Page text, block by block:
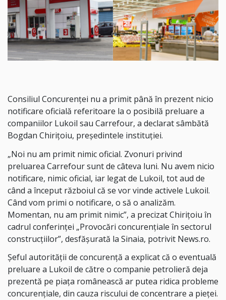
Consiliul Concurenţei nu a primit până în prezent nicio
notificare oficială referitoare la o posibilă preluare a
companiilor Lukoil sau Carrefour, a declarat sâmbătă
Bogdan Chiriţoiu, preşedintele instituţiei.
„Noi nu am primit nimic oficial. Zvonuri privind
preluarea Carrefour sunt de câteva luni. Nu avem nicio
notificare, nimic oficial, iar legat de Lukoil, tot aud de
când a început războiul că se vor vinde activele Lukoil.
Când vom primi o notificare, o să o analizăm.
Momentan, nu am primit nimic”, a precizat Chiriţoiu în
cadrul conferinţei „Provocări concurenţiale în sectorul
construcţiilor”, desfăşurată la Sinaia, potrivit News.ro.
Şeful autorităţii de concurenţă a explicat că o eventuală
preluare a Lukoil de către o companie petrolieră deja
prezentă pe piaţa românească ar putea ridica probleme
concurenţiale, din cauza riscului de concentrare a pieţei.